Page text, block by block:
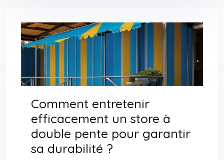
Comment entretenir
efficacement un store à
double pente pour garantir
sa durabilité ?